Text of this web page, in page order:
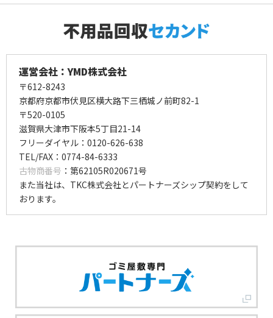
運営会社：YMD株式会社
〒612-8243
京都府京都市伏見区横大路下三栖城ノ前町82-1
〒520-0105
滋賀県大津市下阪本5丁目21-14
フリーダイヤル：0120-626-638
TEL/FAX：0774-84-6333
古物商番号 ：第62105R020671号
また当社は、TKC株式会社とパートナーズシップ契約をして
おります。